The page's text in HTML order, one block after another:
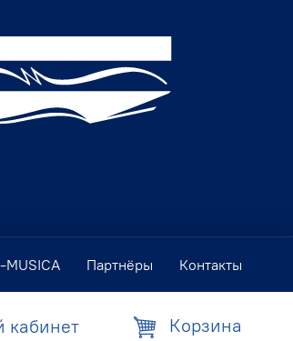
Партнёры Контакты
кабинет Корзина